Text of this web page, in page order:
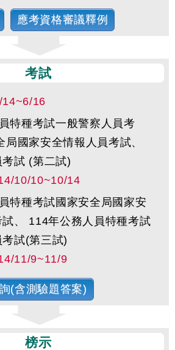
應考資格審議釋例
考試
16
特種考試一般警察人員考
局國家安全情報人員考試、
試 (第二試)
10/10~10/14
特種考試國家安全局國家安
、 114年公務人員特種考試
試(第三試)
11/9~11/9
(含測驗題答案)
榜示